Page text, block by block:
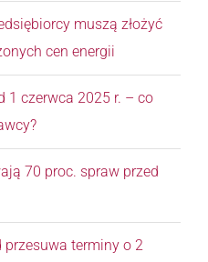
muszą złożyć
cen energii
1 czerwca 2025 r. – co
70 proc. spraw przed
przesuwa terminy o 2